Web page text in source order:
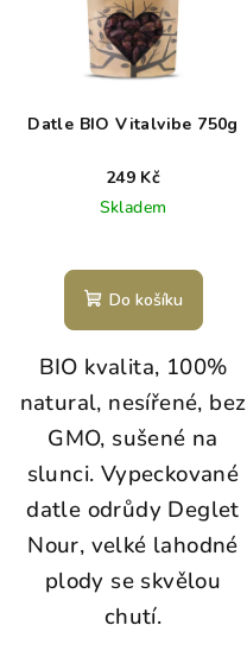
Datle BIO Vitalvibe 750g
249 Kč
Skladem
Do košíku
BIO kvalita, 100%
natural, nesířené, bez
GMO, sušené na
slunci. Vypeckované
datle odrůdy Deglet
Nour, velké lahodné
plody se skvělou
chutí.